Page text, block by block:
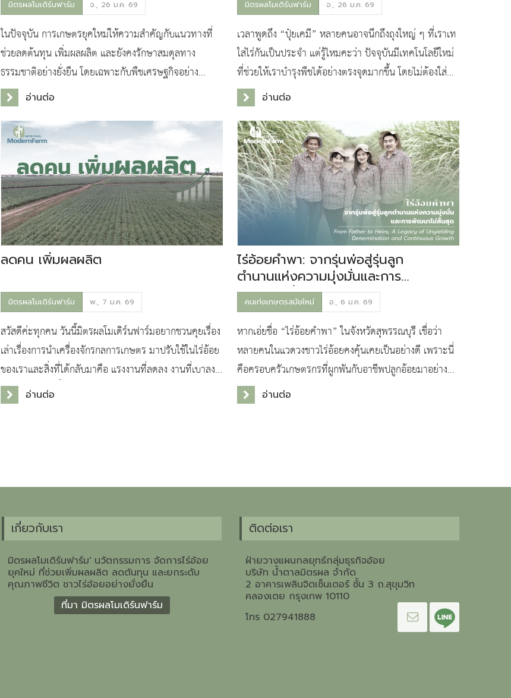
มิตรผลโมเดิร์นฟาร์ม จ., 26 ม.ค. 69
ในปัจจุบัน การเกษตรยุคใหม่ให้ความสำคัญกับแนวทางที่
ช่วยลดต้นทุน เพิ่มผลผลิต และยังคงรักษาสมดุลทาง
ธรรมชาติอย่างยั่งยืน โดยเฉพาะกับพืชเศรษฐกิจอย่าง
"อ้อย" ที่เป็นวัตถุดิบหลักของอุตสาหกรรมหลายแขนง และ
การใ
อ่านต่อ
มิตรผลโมเดิร์นฟาร์ม จ., 26 ม.ค. 69
เวลาพูดถึง “ปุ๋ยเคมี” หลายคนอาจนึกถึงถุงใหญ่ ๆ ที่เราเท
ใส่ไร่กันเป็นประจำ แต่รู้ไหมคะว่า ปัจจุบันมีเทคโนโลยีใหม่
ที่ช่วยให้เราบำรุงพืชได้อย่างตรงจุดมากขึ้น โดยไม่ต้องใส่ปุ๋ย
แบบเดิม ๆ ที่บางทีก็เกินความ
อ่านต่อ
ลดคน เพิ่มผลผลิต
มิตรผลโมเดิร์นฟาร์ม พ., 7 ม.ค. 69
สวัสดีค่ะทุกคน วันนี้มิตรผลโมเดิร์นฟาร์มอยากชวนคุยเรื่อง
เล่าเรื่องการนำเครื่องจักรกลการเกษตร มาปรับใช้ในไร่อ้อย
ของเราและสิ่งที่ได้กลับมาคือ แรงงานที่ลดลง งานที่เบาลง
และผลิตผลที่ดีขึ้นค่ะ
อ่านต่อ
ไร่อ้อยคำพา: จากรุ่นพ่อสู่รุ่นลูก
ตำนานแห่งความมุ่งมั่นและการ
พัฒนาไม่สิ้นสุด
คนเก่งเกษตรสมัยใหม่ อ., 6 ม.ค. 69
หากเอ่ยชื่อ “ไร่อ้อยคำพา” ในจังหวัดสุพรรณบุรี เชื่อว่า
หลายคนในแวดวงชาวไร่อ้อยคงคุ้นเคยเป็นอย่างดี เพราะนี่
คือครอบครัวเกษตรกรที่ผูกพันกับอาชีพปลูกอ้อยมาอย่าง
ยาวนานกว่า 39 ปี เติบโตจากผลผลิตเพียง 2,000
อ่านต่อ
เกี่ยวกับเรา
มิตรผลโมเดิร์นฟาร์ม' นวัตกรรมการ จัดการไร่อ้อย
ยุคใหม่ ที่ช่วยเพิ่มผลผลิต ลดต้นทุน และยกระดับ
คุณภาพชีวิต ชาวไร่อ้อยอย่างยั่งยืน
ที่มา มิตรผลโมเดิร์นฟาร์ม
ติดต่อเรา
ฝ่ายวางแผนกลยุทธ์กลุ่มธุรกิจอ้อย
บริษัท น้ำตาลมิตรผล จำกัด
2 อาคารเพลินจิตเซ็นเตอร์ ชั้น 3 ถ.สุขุมวิท
คลองเตย กรุงเทพ 10110
โทร 027941888